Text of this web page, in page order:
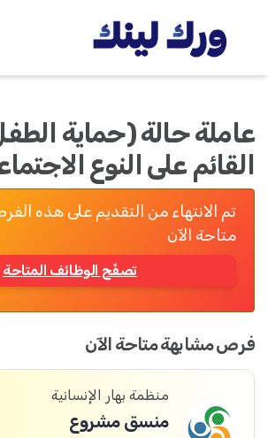
عاملة حالة (حماية
القائم على النوع
تم الانتهاء من التقديم على هذه
متاحة الآن
تصفّح الوظائف المتاحة
فرص مشابهة متاحة الآن
منظمة بهار الإنسانية
منسق مشروع